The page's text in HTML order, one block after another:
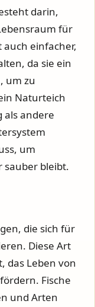
darin,
für
auch einfacher,
da sie ein
um zu
Naturteich
als andere
um
sauber bleibt.
die sich für
Diese Art
das Leben von
Fische
und Arten